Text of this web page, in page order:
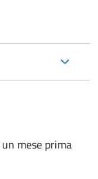
un mese prima